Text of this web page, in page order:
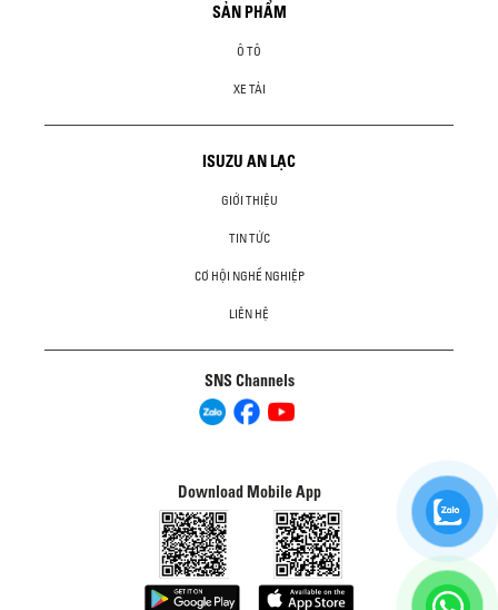
SẢN PHẨM
Ô TÔ
XE TẢI
ISUZU AN LẠC
GIỚI THIỆU
TIN TỨC
CƠ HỘI NGHỀ NGHIỆP
LIÊN HỆ
SNS Channels
Download Mobile App